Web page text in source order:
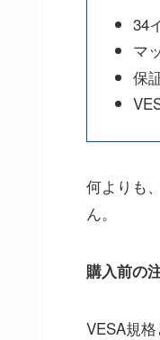
34
マ
保
何よりも
ん。
購入前の
VESA規